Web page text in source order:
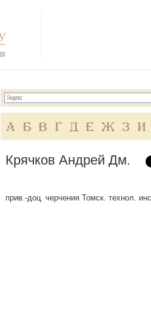
А Б В Г Д Е Ж З И
Крячков Андрей Дм.
прив.-доц. черчения Томск. технол.